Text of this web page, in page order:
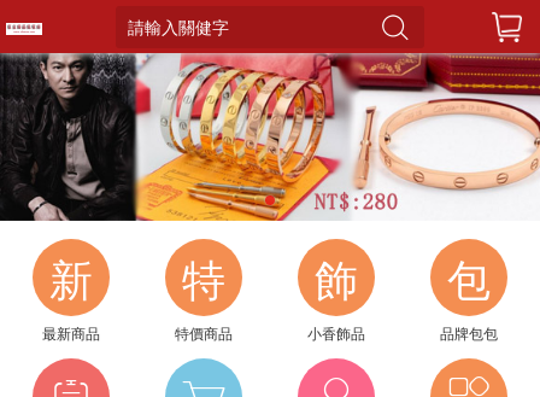
請輸入關健字
1
新
最新商品
特
特價商品
飾
小香飾品
包
品牌包包